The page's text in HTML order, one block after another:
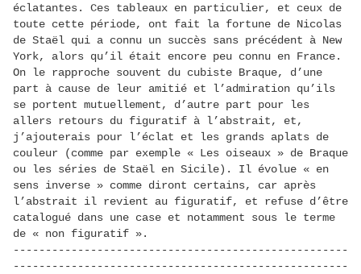
éclatantes. Ces tableaux en particulier, et ceux de
toute cette période, ont fait la fortune de Nicolas
de Staël qui a connu un succès sans précédent à New
York, alors qu’il était encore peu connu en France.
On le rapproche souvent du cubiste Braque, d’une
part à cause de leur amitié et l’admiration qu’ils
se portent mutuellement, d’autre part pour les
allers retours du figuratif à l’abstrait, et,
j’ajouterais pour l’éclat et les grands aplats de
couleur (comme par exemple « Les oiseaux » de Braque
ou les séries de Staël en Sicile). Il évolue « en
sens inverse » comme diront certains, car après
l’abstrait il revient au figuratif, et refuse d’être
catalogué dans une case et notamment sous le terme
de « non figuratif ».
----------------------------------------------------
----------------------------------------------------